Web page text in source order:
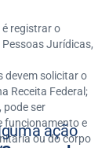
registrar o
Jurídicas,
devem solicitar o
Receita Federal;
pode ser
funcionamento e
ou do corpo